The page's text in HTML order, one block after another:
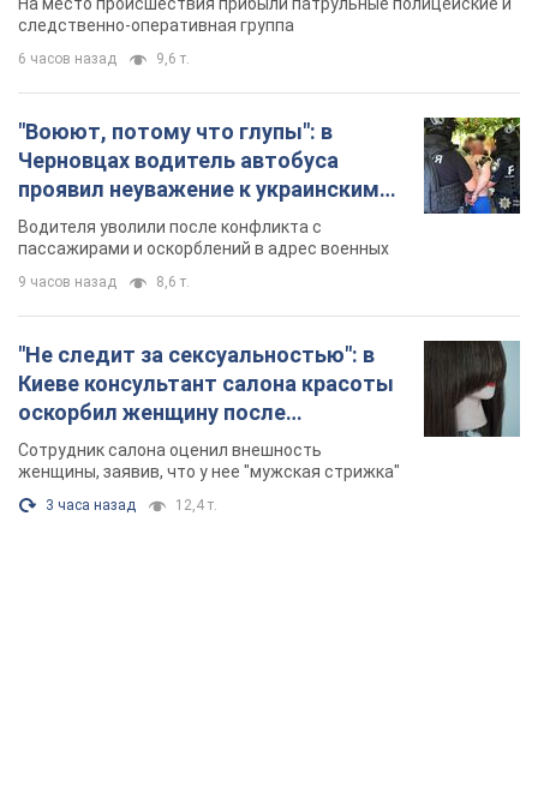
следственно-оперативная группа
6 часов назад 9,6 т.
"Воюют, потому что глупы": в
Черновцах водитель автобуса
проявил неуважение к украинским
военным и поплатился за это.
Видео
Водителя уволили после конфликта с
пассажирами и оскорблений в адрес военных
9 часов назад 8,6 т.
"Не следит за сексуальностью": в
Киеве консультант салона красоты
оскорбил женщину после
химиотерапии, разгорелся скандал.
Фото
Сотрудник салона оценил внешность
женщины, заявив, что у нее "мужская стрижка"
3 часа назад 12,4 т.